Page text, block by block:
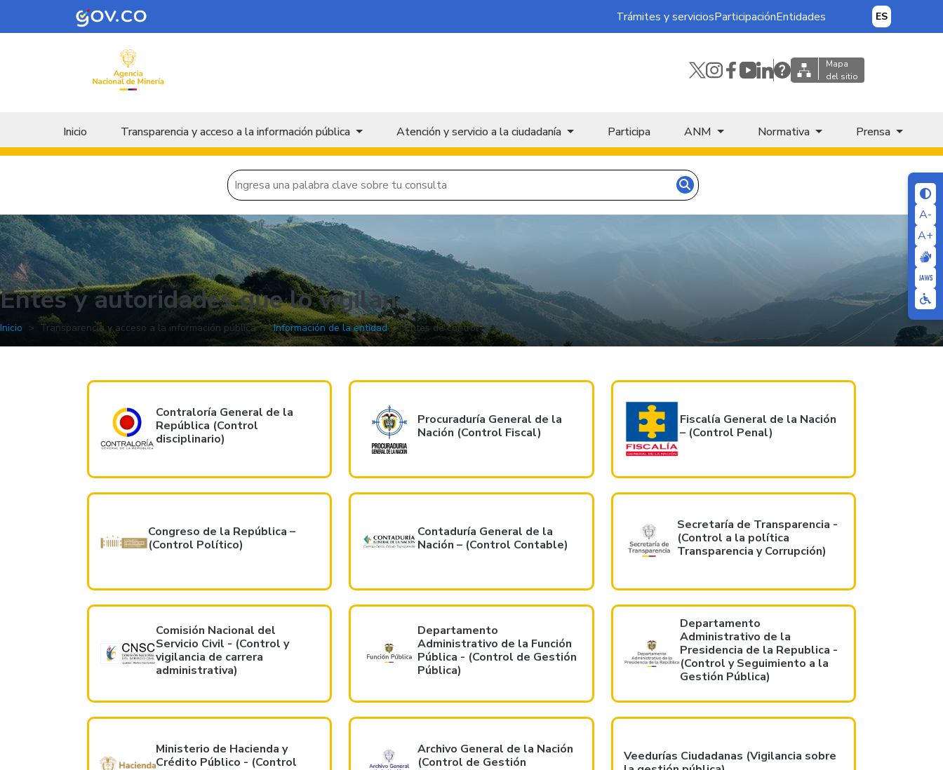
Skip to main content
A-
A+
Trámites y serviciosParticipaciónEntidades ES
Mapa
del sitio
Menu principal
Inicio Transparencia y acceso a la información pública Atención y servicio a la ciudadanía Participa ANM Normativa Prensa
Entes y autoridades que lo vigilan
Inicio Transparencia y acceso a la información pública Información de la entidad Entes de control
Contraloría General de la
República (Control
disciplinario)
Procuraduría General de la
Nación (Control Fiscal)
Fiscalía General de la Nación
– (Control Penal)
Congreso de la República –
(Control Político)
Contaduría General de la
Nación – (Control Contable)
Secretaría de Transparencia -
(Control a la política
Transparencia y Corrupción)
Comisión Nacional del
Servicio Civil - (Control y
vigilancia de carrera
administrativa)
Departamento
Administrativo de la Función
Pública - (Control de Gestión
Pública)
Departamento
Administrativo de la
Presidencia de la Republica -
(Control y Seguimiento a la
Gestión Pública)
Ministerio de Hacienda y
Crédito Público - (Control
Archivo General de la Nación
(Control de Gestión
Veedurías Ciudadanas (Vigilancia sobre